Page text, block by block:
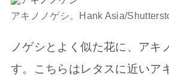
アキノノゲシ。Hank Asia/
ノゲシとよく似た花に、アキ
す。こちらはレタスに近いア